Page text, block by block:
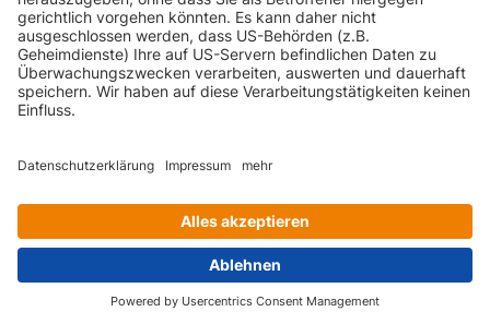
ZAHLUNGSARTEN
KONTAKT
GEPRÜFTE QUALITÄT
VERSANDARTEN